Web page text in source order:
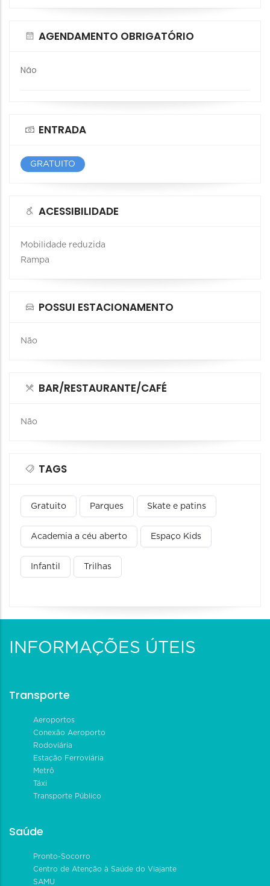
AGENDAMENTO OBRIGATÓRIO
Não
ENTRADA
GRATUITO
ACESSIBILIDADE
Mobilidade reduzida
Rampa
POSSUI ESTACIONAMENTO
Não
BAR/RESTAURANTE/CAFÉ
Não
TAGS
Gratuito Parques Skate e patins
Academia a céu aberto Espaço Kids
Infantil Trilhas
INFORMAÇÕES ÚTEIS
Transporte
Aeroportos
Conexão Aeroporto
Rodoviária
Estação Ferroviária
Metrô
Táxi
Transporte Público
Saúde
Pronto-Socorro
Centro de Atenção à Saúde do Viajante
SAMU